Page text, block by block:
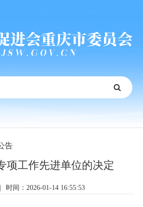
告
项工作先进单位的决定
时间：2026-01-14 16:55:53